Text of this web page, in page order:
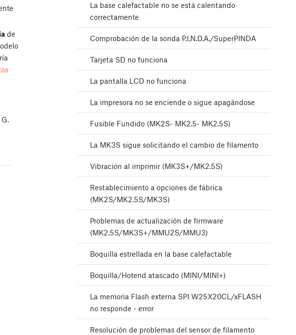
de
La base calefactable no se está calentando
correctamente
Comprobación de la sonda P.I.N.D.A./SuperPINDA
Tarjeta SD no funciona
La pantalla LCD no funciona
La impresora no se enciende o sigue apagándose
Fusible Fundido (MK2S- MK2.5- MK2.5S)
La MK3S sigue solicitando el cambio de filamento
Vibración al imprimir (MK3S+/MK2.5S)
Restablecimiento a opciones de fábrica
(MK2S/MK2.5S/MK3S)
Problemas de actualización de firmware
(MK2.5S/MK3S+/MMU2S/MMU3)
Boquilla estrellada en la base calefactable
Boquilla/Hotend atascado (MINI/MINI+)
La memoria Flash externa SPI W25X20CL/xFLASH
no responde - error
Resolución de problemas del sensor de filamento